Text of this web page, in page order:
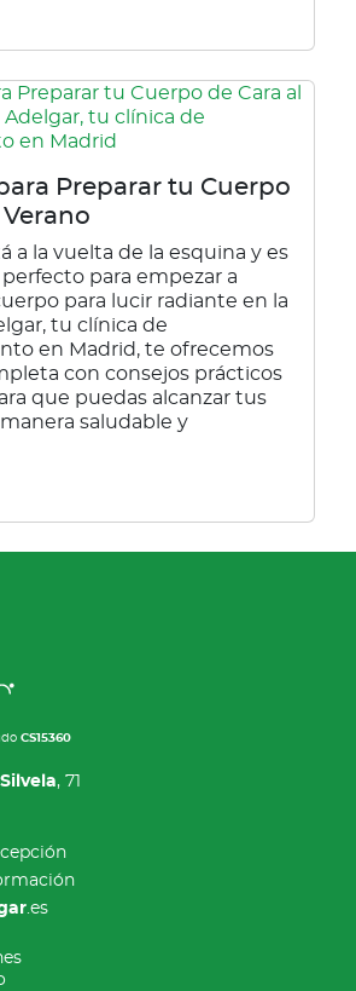
Preparar tu Cuerpo
a la vuelta de la esquina y es
para empezar a
para lucir radiante en la
tu clínica de
en Madrid, te ofrecemos
con consejos prácticos
que puedas alcanzar tus
saludable y
CS15360
, 71
.es